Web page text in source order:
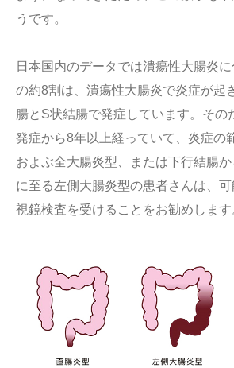
うです。
日本国内のデータでは潰瘍性大腸炎
の約8割は、潰瘍性大腸炎で炎症が起
腸とS状結腸で発症しています。その
発症から8年以上経っていて、炎症の
およぶ全大腸炎型、または下行結腸
に至る左側大腸炎型の患者さんは、
視鏡検査を受けることをお勧めします